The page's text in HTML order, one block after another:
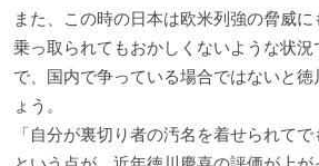
また、この時の日本は欧米列強の脅威
乗っ取られてもおかしくないような状
で、国内で争っている場合ではないと
ょう。
「自分が裏切り者の汚名を着せられてで